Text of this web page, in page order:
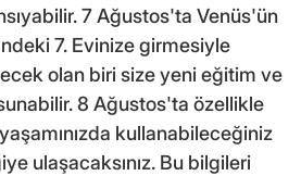
7 Ağustos'ta Venüs'ün
7. Evinize girmesiyle
olan biri size yeni eğitim ve
8 Ağustos'ta özellikle
kullanabileceğiniz
ulaşacaksınız. Bu bilgileri